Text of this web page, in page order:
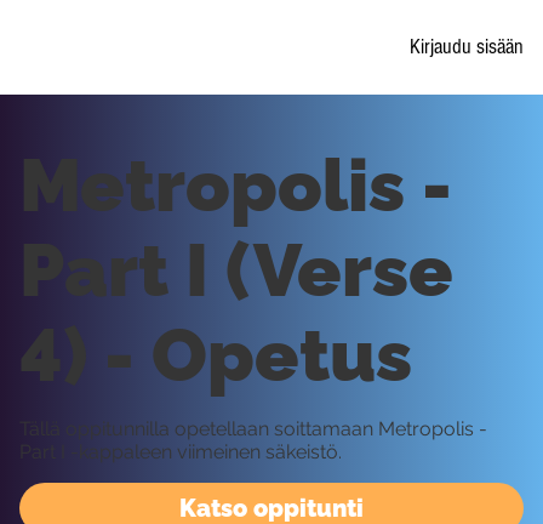
Kirjaudu sisään
Katso oppitunti
Metropolis -
Part I (Verse
4) - Opetus
Tällä oppitunnilla opetellaan soittamaan Metropolis -
Part I -kappaleen viimeinen säkeistö.